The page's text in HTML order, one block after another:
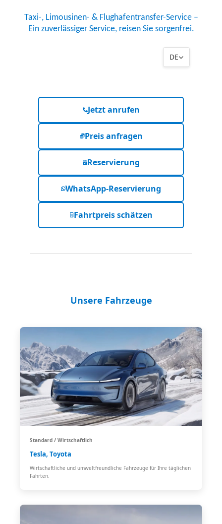
Taxi-, Limousinen- & Flughafentransfer-Service –
Ein zuverlässiger Service, reisen Sie sorgenfrei.
DE
Jetzt anrufen
Preis anfragen
Reservierung
WhatsApp-Reservierung
Fahrtpreis schätzen
Unsere Fahrzeuge
Standard / Wirtschaftlich
Tesla, Toyota
Wirtschaftliche und umweltfreundliche Fahrzeuge für Ihre täglichen
Fahrten.